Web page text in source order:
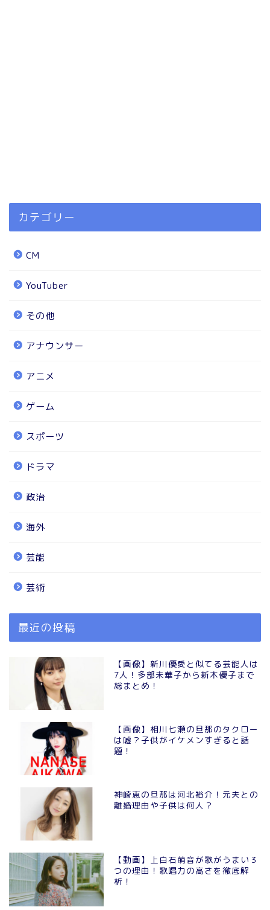
カテゴリー
CM
YouTuber
その他
アナウンサー
アニメ
ゲーム
スポーツ
ドラマ
政治
海外
芸能
芸術
最近の投稿
【画像】新川優愛と似てる芸能人は
7人！多部未華子から新木優子まで
総まとめ！
【画像】相川七瀬の旦那のタクロー
は嘘？子供がイケメンすぎると話
題！
神崎恵の旦那は河北裕介！元夫との
離婚理由や子供は何人？
【動画】上白石萌音が歌がうまい３
つの理由！歌唱力の高さを徹底解
析！